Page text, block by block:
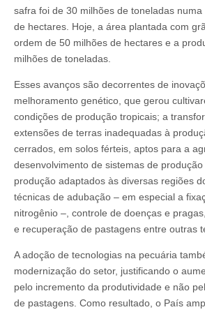
safra foi de 30 milhões de toneladas
de hectares. Hoje, a área plantada com
ordem de 50 milhões de hectares e a
milhões de toneladas.
Esses avanços são decorrentes de
melhoramento genético, que gerou
condições de produção tropicais; a
extensões de terras inadequadas à
cerrados, em solos férteis, aptos para a
desenvolvimento de sistemas de
produção adaptados às diversas regiões
técnicas de adubação – em especial a
nitrogênio –, controle de doenças e
e recuperação de pastagens entre outras
A adoção de tecnologias na pecuária
modernização do setor, justificando o
pelo incremento da produtividade e não
de pastagens. Como resultado, o País